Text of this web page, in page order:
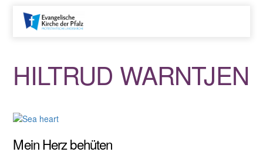
HILTRUD WARNTJEN
Mein Herz behüten